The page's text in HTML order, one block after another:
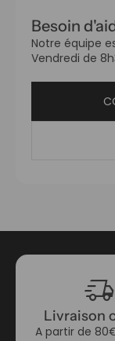
Besoin
Notre équipe
Vendredi de
delivery_truck_speed
Livraison
A partir de